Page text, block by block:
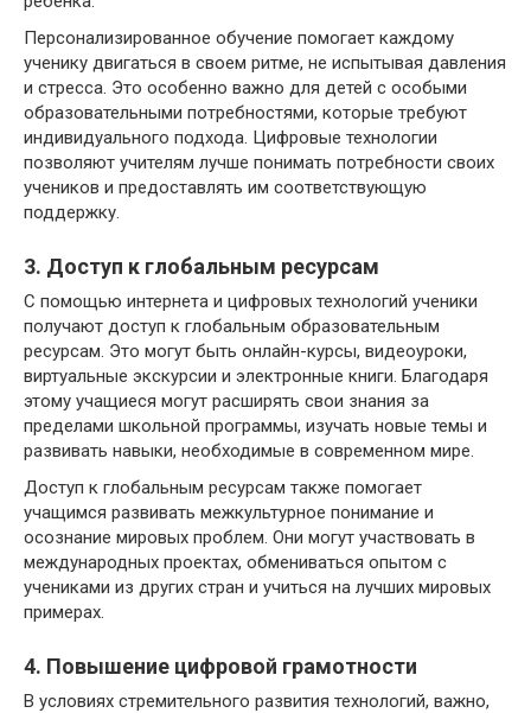
Персонализированное обучение помогает каждому
ученику двигаться в своем ритме, не испытывая давления
и стресса. Это особенно важно для детей с особыми
образовательными потребностями, которые требуют
индивидуального подхода. Цифровые технологии
позволяют учителям лучше понимать потребности своих
учеников и предоставлять им соответствующую
поддержку.
3. Доступ к глобальным ресурсам
С помощью интернета и цифровых технологий ученики
получают доступ к глобальным образовательным
ресурсам. Это могут быть онлайн-курсы, видеоуроки,
виртуальные экскурсии и электронные книги. Благодаря
этому учащиеся могут расширять свои знания за
пределами школьной программы, изучать новые темы и
развивать навыки, необходимые в современном мире.
Доступ к глобальным ресурсам также помогает
учащимся развивать межкультурное понимание и
осознание мировых проблем. Они могут участвовать в
международных проектах, обмениваться опытом с
учениками из других стран и учиться на лучших мировых
примерах.
4. Повышение цифровой грамотности
В условиях стремительного развития технологий, важно,